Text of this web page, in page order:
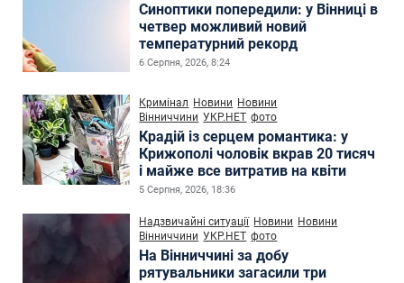
Синоптики попередили: у Вінниці в
четвер можливий новий
температурний рекорд
6 Серпня, 2026, 8:24
Кримінал Новини Новини
Вінниччини УКР.НЕТ фото
Крадій із серцем романтика: у
Крижополі чоловік вкрав 20 тисяч
і майже все витратив на квіти
5 Серпня, 2026, 18:36
Надзвичайні ситуації Новини Новини
Вінниччини УКР.НЕТ фото
На Вінниччині за добу
рятувальники загасили три